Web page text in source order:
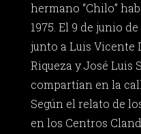
hermano “Chilo”
1975. El 9 de junio
junto a Luis Vicente
Riqueza y José Luis
compartían en la
Según el relato de
en los Centros